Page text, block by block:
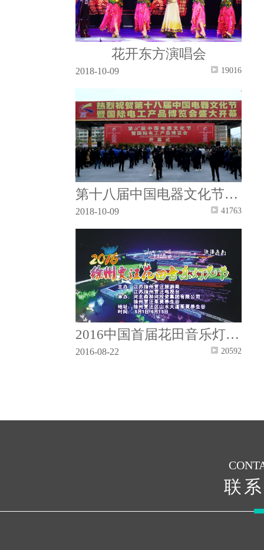
花开东方演唱会
2018-10-09 19016
第十八届中国电器文化节暨国际电工产品博览会开幕式
2018-10-09 41763
2016中国首届花田音乐灯光节
2016-08-22 20592
联